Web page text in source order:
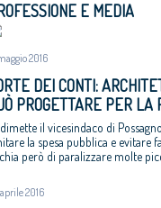
E MEDIA
2016
DEI CONTI:
PROGETTARE PER LA
il vicesindaco di
la spesa pubblica e evitare
però di paralizzare molte
2016